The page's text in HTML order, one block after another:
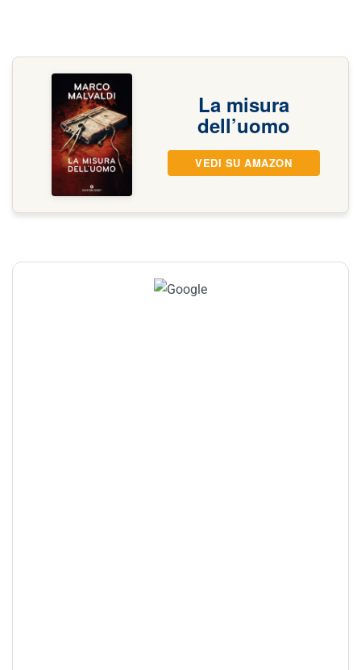
La misura
dell’uomo
VEDI SU AMAZON